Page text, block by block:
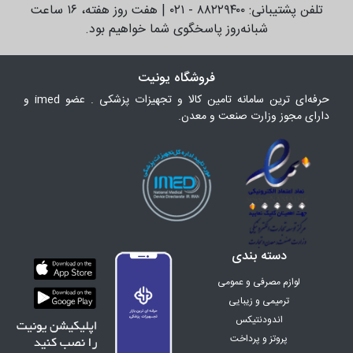
تلفن پشتیبانی: ۸۸۲۲۹۴۰۰ - ۰۲۱ | هفت روز هفته، ۱۶ ساعت
شبانه‌روز پاسخگوی شما خواهیم بود.
فروشگاه یونیت
حرفه‌ای ترین سامانه تامین کالا و تجهیزات پزشکی . عضو imed و
دارای مجوز وزارت صنعت و معدن.
دسته بندی
لوازم مصرفی و عمومی
ترمیمی و زیبایی
اندودنتیکس
پروتز و پرداخت